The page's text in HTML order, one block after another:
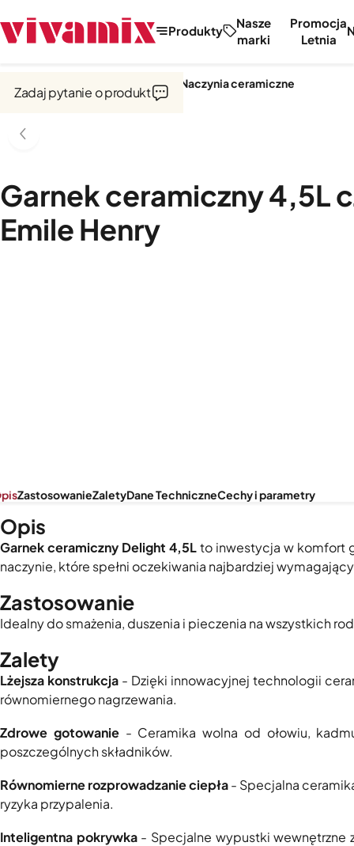
Produkty
Nasze
marki
Promocja
Letnia
Garnki i naczynia Naczynia ceramiczne
Garnek ceramiczny 4,5L
Emile Henry
Zadaj pytanie o produkt
ZastosowanieZaletyDane TechniczneCechy i parametry
Opis
Garnek ceramiczny Delight 4,5Lto inwestycja w komfort
naczynie, które spełni oczekiwania najbardziej
Zastosowanie
Idealny do smażenia, duszenia i pieczenia na wszystkich
Zalety
Lżejsza konstrukcja - Dzięki innowacyjnej technologii
równomiernego nagrzewania.
Zdrowe gotowanie- Ceramika wolna od ołowiu,
poszczególnych składników.
Równomierne rozprowadzanie ciepła- Specjalna
ryzyka przypalenia.
Inteligentna pokrywka- Specjalne wypustki wewnętrzne